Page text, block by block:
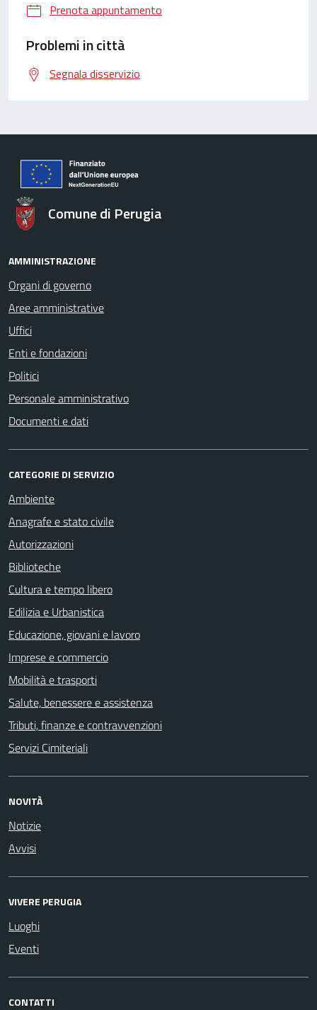
Prenota appuntamento
Problemi in città
Segnala disservizio
Comune di Perugia
AMMINISTRAZIONE
Organi di governo
Aree amministrative
Uffici
Enti e fondazioni
Politici
Personale amministrativo
Documenti e dati
CATEGORIE DI SERVIZIO
Ambiente
Anagrafe e stato civile
Autorizzazioni
Biblioteche
Cultura e tempo libero
Edilizia e Urbanistica
Educazione, giovani e lavoro
Imprese e commercio
Mobilità e trasporti
Salute, benessere e assistenza
Tributi, finanze e contravvenzioni
Servizi Cimiteriali
NOVITÀ
Notizie
Avvisi
VIVERE PERUGIA
Luoghi
Eventi
CONTATTI